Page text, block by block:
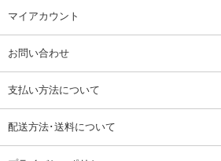
マイアカウント
お問い合わせ
支払い方法について
配送方法･送料について